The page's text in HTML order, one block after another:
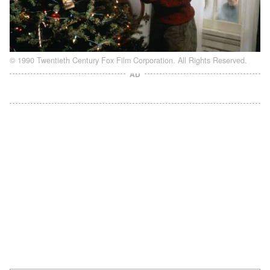
© 1990 Twentieth Century Fox Film Corporation. All Rights Reserved.
AD